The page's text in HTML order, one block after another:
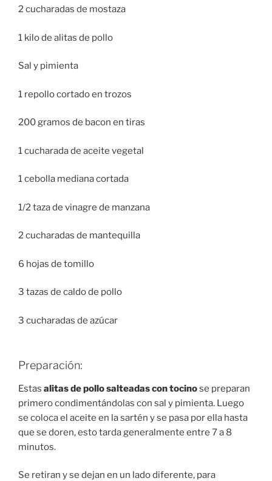
2 cucharadas de mostaza
1 kilo de alitas de pollo
Sal y pimienta
1 repollo cortado en trozos
200 gramos de bacon en tiras
1 cucharada de aceite vegetal
1 cebolla mediana cortada
1/2 taza de vinagre de manzana
2 cucharadas de mantequilla
6 hojas de tomillo
3 tazas de caldo de pollo
3 cucharadas de azúcar
Preparación:
Estas alitas de pollo salteadas con tocinose preparan
primero condimentándolas con sal y pimienta. Luego
se coloca el aceite en la sartén y se pasa por ella hasta
que se doren, esto tarda generalmente entre 7 a 8
minutos.
Se retiran y se dejan en un lado diferente, para